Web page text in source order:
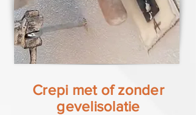
Crepi met of zonder
gevelisolatie